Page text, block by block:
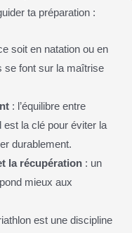
ta préparation :
soit en natation ou en
se font sur la maîtrise
: l’équilibre entre
est la clé pour éviter la
durablement.
la récupération : un
mieux aux
est une discipline